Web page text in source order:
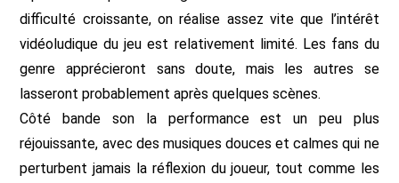
difficulté croissante, on réalise assez vite que l’intérêt
vidéoludique du jeu est relativement limité. Les fans du
genre apprécieront sans doute, mais les autres se
lasseront probablement après quelques scènes.
Côté bande son la performance est un peu plus
réjouissante, avec des musiques douces et calmes qui ne
perturbent jamais la réflexion du joueur, tout comme les